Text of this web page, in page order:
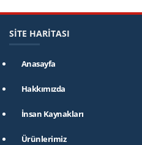
SİTE HARİTASI
Anasayfa
Hakkımızda
İnsan Kaynakları
Ürünlerimiz